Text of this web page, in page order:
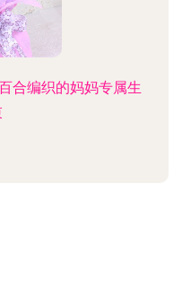
合编织的妈妈专属生